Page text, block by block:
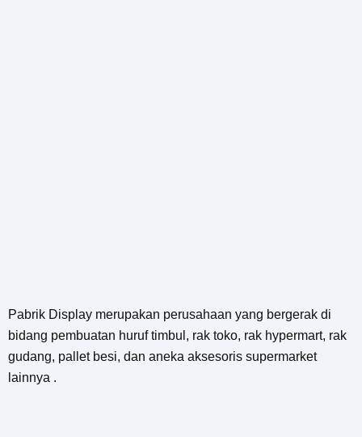
Pabrik Display merupakan perusahaan yang bergerak di
bidang pembuatan huruf timbul, rak toko, rak hypermart, rak
gudang, pallet besi, dan aneka aksesoris supermarket
lainnya .